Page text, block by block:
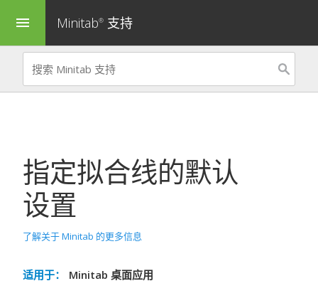
menu Minitab® 支持
指定拟合线的默认
设置
了解关于 Minitab 的更多信息
适用于： Minitab 桌面应用